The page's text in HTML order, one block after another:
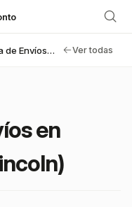
Cobertura de Envíos en García (Valle de Lincoln) Ver todas
en